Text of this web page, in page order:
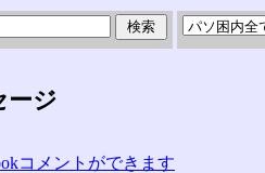
ージ
コメントができます